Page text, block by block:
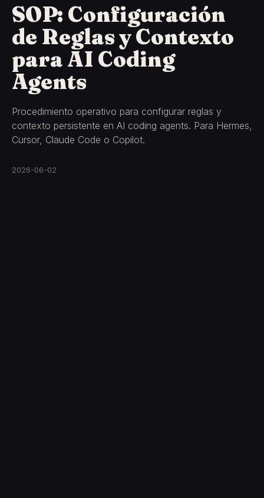
SOP: Configuración
de Reglas y Contexto
para AI Coding
Agents
Procedimiento operativo para configurar reglas y
contexto persistente en AI coding agents. Para Hermes,
Cursor, Claude Code o Copilot.
2026-06-02